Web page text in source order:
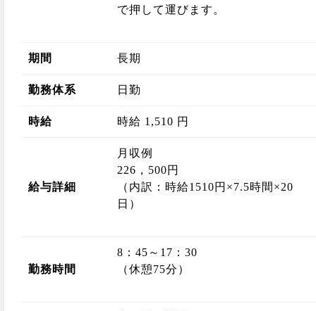
で押して運びます。
期間 長期
勤務体系 日勤
時給 時給 1,510 円
給与詳細
月収例
226，500円
（内訳：時給1510円×7.5時間×20
日）
勤務時間
8：45～17：30
（休憩75分）